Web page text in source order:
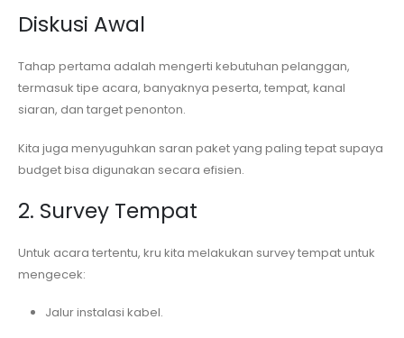
Diskusi Awal
Tahap pertama adalah mengerti kebutuhan pelanggan,
termasuk tipe acara, banyaknya peserta, tempat, kanal
siaran, dan target penonton.
Kita juga menyuguhkan saran paket yang paling tepat supaya
budget bisa digunakan secara efisien.
2. Survey Tempat
Untuk acara tertentu, kru kita melakukan survey tempat untuk
mengecek:
Jalur instalasi kabel.